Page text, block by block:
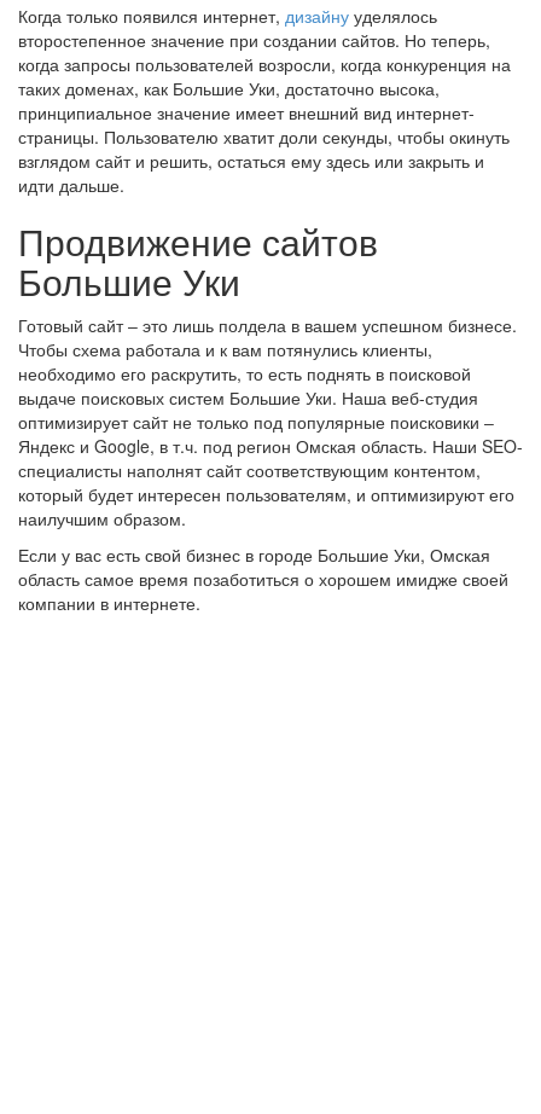
Когда только появился интернет, дизайну уделялось
второстепенное значение при создании сайтов. Но теперь,
когда запросы пользователей возросли, когда конкуренция на
таких доменах, как Большие Уки, достаточно высока,
принципиальное значение имеет внешний вид интернет-
страницы. Пользователю хватит доли секунды, чтобы окинуть
взглядом сайт и решить, остаться ему здесь или закрыть и
идти дальше.
Продвижение сайтов
Большие Уки
Готовый сайт ‒ это лишь полдела в вашем успешном бизнесе.
Чтобы схема работала и к вам потянулись клиенты,
необходимо его раскрутить, то есть поднять в поисковой
выдаче поисковых систем Большие Уки. Наша веб-студия
оптимизирует сайт не только под популярные поисковики ‒
Яндекс и Google, в т.ч. под регион Омская область. Наши SEO-
специалисты наполнят сайт соответствующим контентом,
который будет интересен пользователям, и оптимизируют его
наилучшим образом.
Если у вас есть свой бизнес в городе Большие Уки, Омская
область самое время позаботиться о хорошем имидже своей
компании в интернете.